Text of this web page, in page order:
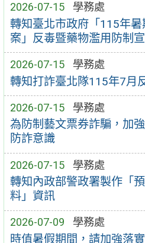
2026-07-15 學務處
轉知臺北市政府「115年
案」反毒暨藥物濫用防制
2026-07-15 學務處
轉知打詐臺北隊115年7月
2026-07-15 學務處
為防制藝文票券詐騙，加
防詐意識
2026-07-15 學務處
轉知內政部警政署製作「
料」資訊
2026-07-09 學務處
時值暑假期間，請加強落